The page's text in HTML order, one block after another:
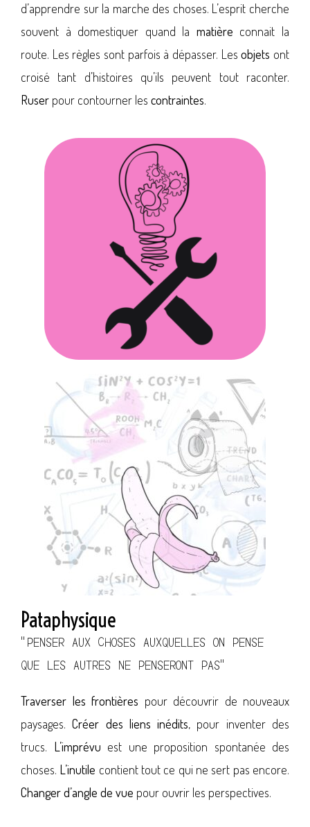
d’apprendre sur la marche des choses. L’esprit cherche
souvent à domestiquer quand la matière connait la
route. Les règles sont parfois à dépasser. Les objets ont
croisé tant d’histoires qu’ils peuvent tout raconter.
Ruser pour contourner les contraintes.
Pataphysique
"PENSER AUX CHOSES AUXQUELLES ON PENSE
QUE LES AUTRES NE PENSERONT PAS"
Traverser les frontières pour découvrir de nouveaux
paysages.Créer des liens inédits, pour inventer des
trucs. L’imprévu est une proposition spontanée des
choses. L’inutile contient tout ce qui ne sert pas encore.
Changer d’angle de vue pour ouvrir les perspectives.